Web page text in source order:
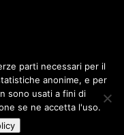
parti necessari per il
anonime, e per
sono usati a fini di
se ne accetta l'uso.